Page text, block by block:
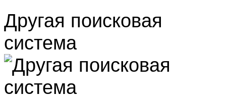
Другая поисковая
система